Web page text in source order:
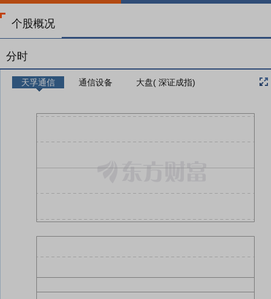
个股概况
分时
天孚通信 通信设备 大盘( 深证成指)